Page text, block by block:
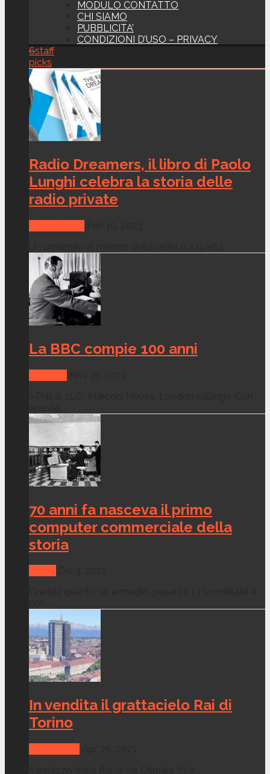
MODULO CONTATTO
CHI SIAMO
PUBBLICITA’
CONDIZIONI D’USO – PRIVACY
6staff
picks
Radio Dreamers, il libro di Paolo
Lunghi celebra la storia delle
radio private
La BBC compie 100 anni
70 anni fa nasceva il primo
computer commerciale della
storia
In vendita il grattacielo Rai di
Torino